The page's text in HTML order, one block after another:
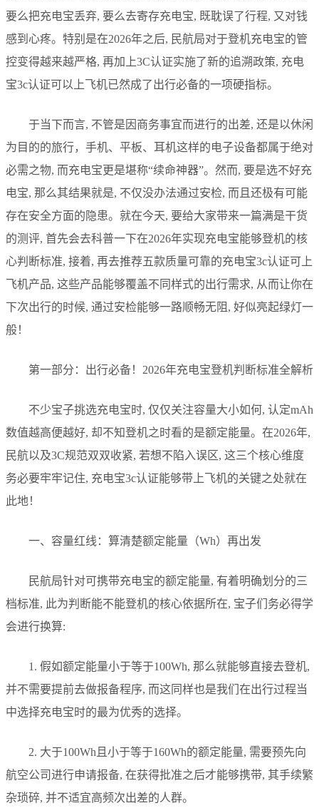
要么把充电宝丢弃, 要么去寄存充电宝, 既耽误了行程, 又对钱
感到心疼。特别是在2026年之后, 民航局对于登机充电宝的管
控变得越来越严格, 再加上3C认证实施了新的追溯政策, 充电
宝3c认证可以上飞机已然成了出行必备的一项硬指标。
于当下而言, 不管是因商务事宜而进行的出差, 还是以休闲
为目的的旅行，手机、平板、耳机这样的电子设备都属于绝对
必需之物, 而充电宝更是堪称“续命神器”。然而, 要是选不好充
电宝, 那么其结果就是, 不仅没办法通过安检, 而且还极有可能
存在安全方面的隐患。就在今天, 要给大家带来一篇满是干货
的测评, 首先会去科普一下在2026年实现充电宝能够登机的核
心判断标准, 接着, 再去推荐五款质量可靠的充电宝3c认证可上
飞机产品, 这些产品能够覆盖不同样式的出行需求, 从而让你在
下次出行的时候, 通过安检能够一路顺畅无阻, 好似亮起绿灯一
般！
第一部分：出行必备！2026年充电宝登机判断标准全解析
不少宝子挑选充电宝时, 仅仅关注容量大小如何, 认定mAh
数值越高便越好, 却不知登机之时看的是额定能量。在2026年,
民航以及3C规范双双收紧, 若想不陷入误区, 这三个核心维度
务必要牢牢记住, 充电宝3c认证能够带上飞机的关键之处就在
此地！
一、容量红线：算清楚额定能量（Wh）再出发
民航局针对可携带充电宝的额定能量, 有着明确划分的三
档标准, 此为判断能不能登机的核心依据所在, 宝子们务必得学
会进行换算:
1. 假如额定能量小于等于100Wh, 那么就能够直接去登机,
并不需要提前去做报备程序, 而这同样也是我们在出行过程当
中选择充电宝时的最为优秀的选择。
2. 大于100Wh且小于等于160Wh的额定能量, 需要预先向
航空公司进行申请报备, 在获得批准之后才能够携带, 其手续繁
杂琐碎, 并不适宜高频次出差的人群。